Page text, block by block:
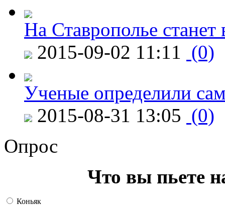
На Ставрополье
2015-09-02 11:11 (0)
Ученые определили
2015-08-31 13:05 (0)
Опрос
Что вы пьете
Коньяк